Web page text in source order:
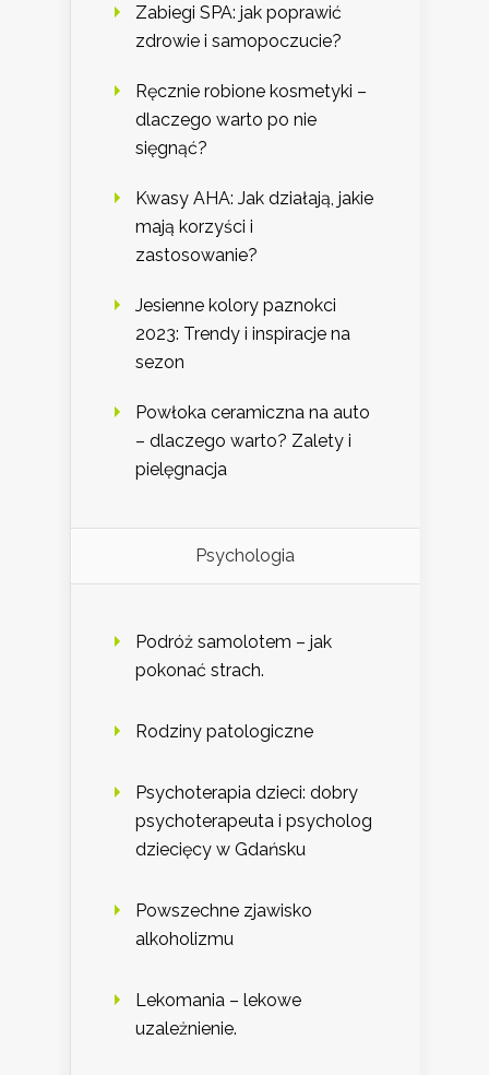
Zabiegi SPA: jak poprawić
zdrowie i samopoczucie?
Ręcznie robione kosmetyki –
dlaczego warto po nie
sięgnąć?
Kwasy AHA: Jak działają, jakie
mają korzyści i
zastosowanie?
Jesienne kolory paznokci
2023: Trendy i inspiracje na
sezon
Powłoka ceramiczna na auto
– dlaczego warto? Zalety i
pielęgnacja
Psychologia
Podróż samolotem – jak
pokonać strach.
Rodziny patologiczne
Psychoterapia dzieci: dobry
psychoterapeuta i psycholog
dziecięcy w Gdańsku
Powszechne zjawisko
alkoholizmu
Lekomania – lekowe
uzależnienie.